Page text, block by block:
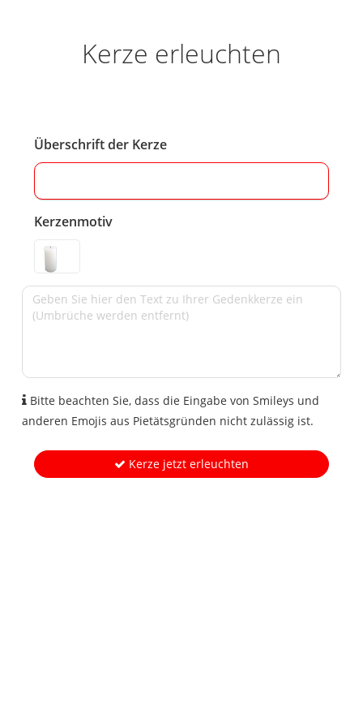
Kerze erleuchten
Überschrift der Kerze
Kerzenmotiv
Bitte beachten Sie, dass die Eingabe von Smileys und
anderen Emojis aus Pietätsgründen nicht zulässig ist.
Kerze jetzt erleuchten